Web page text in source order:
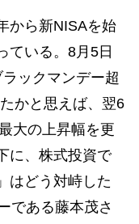
から新NISAを始
ている。8月5日
ックマンデー超
かと思えば、翌6
大の上昇幅を更
に、株式投資で
はどう対峙した
である藤本茂さ